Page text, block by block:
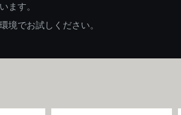
ます。
境でお試しください。